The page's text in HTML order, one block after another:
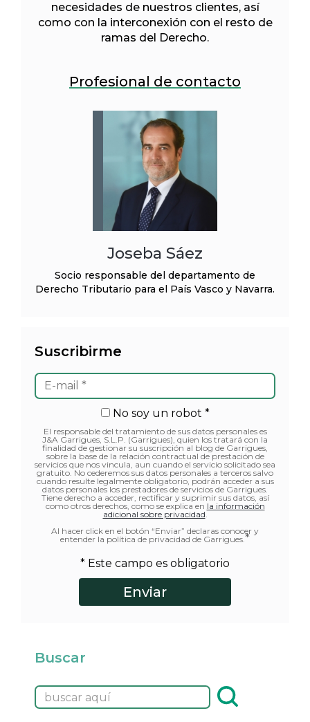
necesidades de nuestros clientes, así
como con la interconexión con el resto de
ramas del Derecho.
Profesional de contacto
Joseba Sáez
Socio responsable del departamento de
Derecho Tributario para el País Vasco y Navarra.
Suscribirme
No soy un robot *
El responsable del tratamiento de sus datos personales es
J&A Garrigues, S.L.P. (Garrigues), quien los tratará con la
finalidad de gestionar su suscripción al blog de Garrigues,
sobre la base de la relación contractual de prestación de
servicios que nos vincula, aun cuando el servicio solicitado sea
gratuito. No cederemos sus datos personales a terceros salvo
cuando resulte legalmente obligatorio, podrán acceder a sus
datos personales los prestadores de servicios de Garrigues.
Tiene derecho a acceder, rectificar y suprimir sus datos, así
como otros derechos, como se explica en la información
adicional sobre privacidad.
Al hacer click en el botón “Enviar” declaras conocer y
entender la política de privacidad de Garrigues.*
* Este campo es obligatorio
Buscar